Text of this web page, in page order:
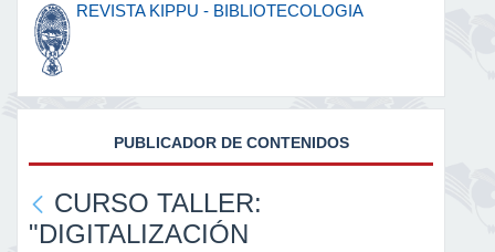
REVISTA KIPPU - BIBLIOTECOLOGIA
PUBLICADOR DE CONTENIDOS
CURSO TALLER:
"DIGITALIZACIÓN